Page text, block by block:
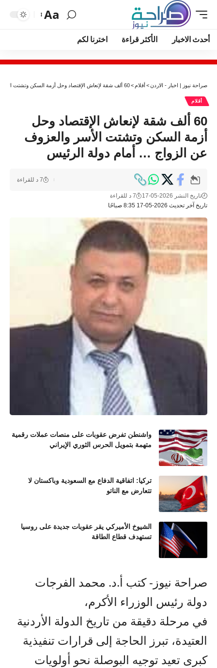
Aa
أحدث الاخبار الأكثر قراءة اخترنا لكم
صراحة نيوز | اخبار - الاردن>أقلام >60 ألف شقة لإنعاش الإقتصاد وحل أزمة السكن وتشتت الأسر والعزوف عن الزواج … أمام دولة الرئيس
أقلام
60 ألف شقة لإنعاش الإقتصاد وحل
أزمة السكن وتشتت الأسر والعزوف
عن الزواج … أمام دولة الرئيس
تاريخ آخر تحديث 2026-05-17 8:35 صباحًا
تاريخ النشر 2026-05-17 7 د للقراءة
7 د للقراءة
واشنطن تفرض عقوبات على منصات عملات رقمية
متهمة بتمويل الحرس الثوري الإيراني
تركيا: اتفاقية الدفاع مع السعودية وباكستان لا
تتعارض مع الناتو
الشيوخ الأميركي يقر عقوبات جديدة على روسيا
تستهدف قطاع الطاقة
صراحة نيوز- كتب أ.د. محمد الفرجات
دولة رئيس الوزراء الأكرم،
في مرحلة دقيقة من تاريخ الدولة الأردنية
العتيدة، تبرز الحاجة إلى قرارات تنفيذية
كبرى تعيد توجيه البوصلة نحو أولويات